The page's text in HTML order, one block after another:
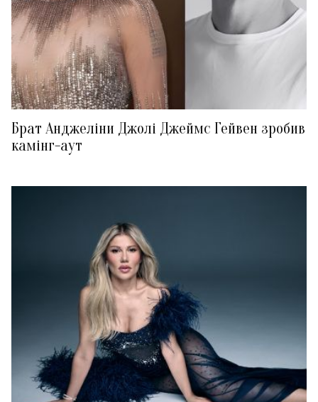
Брат Анджеліни Джолі Джеймс Гейвен зробив
камінг-аут